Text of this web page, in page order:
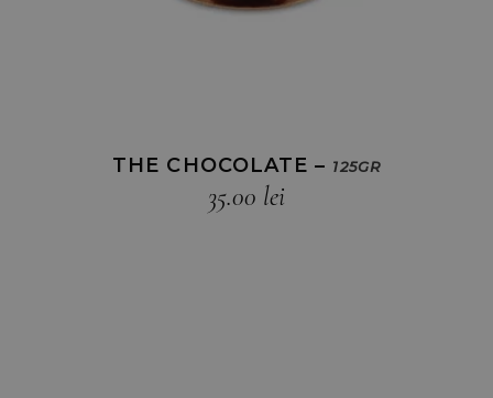
THE CHOCOLATE – 125GR
35.00 lei